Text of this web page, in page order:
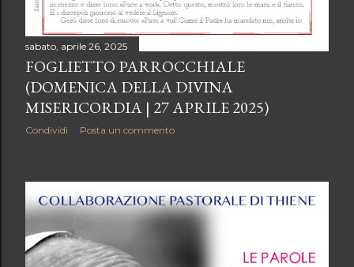
sabato, aprile 26, 2025
FOGLIETTO PARROCCHIALE
(DOMENICA DELLA DIVINA
MISERICORDIA | 27 APRILE 2025)
Condividi Posta un commento